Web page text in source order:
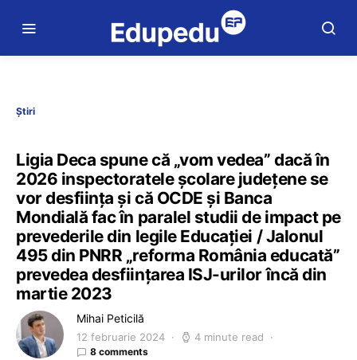
Știri
Ligia Deca spune că „vom vedea” dacă în
2026 inspectoratele școlare județene se
vor desființa și că OCDE și Banca
Mondială fac în paralel studii de impact pe
prevederile din legile Educației / Jalonul
495 din PNRR „reforma România educată”
prevedea desființarea ISJ-urilor încă din
martie 2023
Mihai Peticilă
12 februarie 2024 4 minute read
8 comments